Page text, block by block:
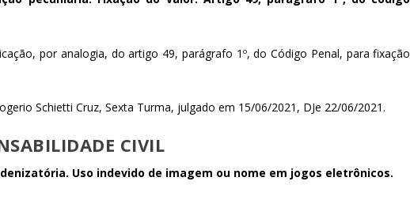
por analogia, do artigo 49, parágrafo 1º, do Código Penal, para fixação
Schietti Cruz, Sexta Turma, julgado em 15/06/2021, DJe 22/06/2021.
CIVIL
Uso indevido de imagem ou nome em jogos eletrônicos.